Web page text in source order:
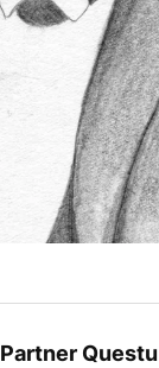
Partner Questu